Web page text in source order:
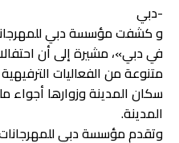
-دبي
و كشفت مؤسسة دبي
في دبي»، مشيرة إلى أن
متنوعة من الفعاليات
سكان المدينة وزوارها أجواء
المدينة.
وتقدم مؤسسة دبي